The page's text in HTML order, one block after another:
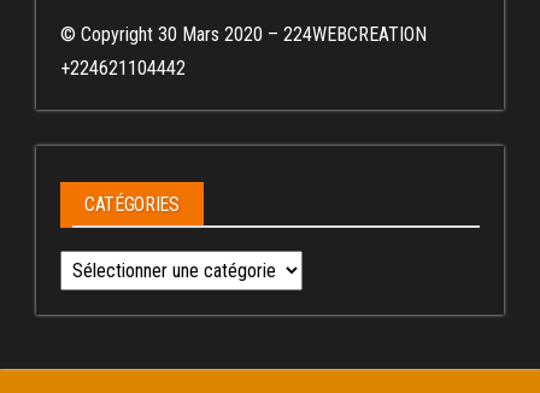
© Copyright 30 Mars 2020 – 224WEBCREATION
+224621104442
CATÉGORIES
Catégories